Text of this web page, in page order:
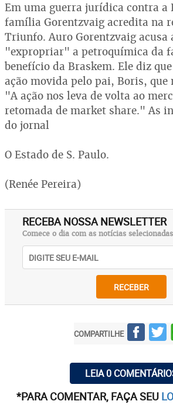
Em uma guerra jurídica contra a
família Gorentzvaig acredita na
Triunfo. Auro Gorentzvaig acusa
"expropriar" a petroquímica da
benefício da Braskem. Ele diz
ação movida pelo pai, Boris, que
"A ação nos leva de volta ao
retomada de market share." As
do jornal
O Estado de S. Paulo.
(Renée Pereira)
RECEBA NOSSA NEWSLETTER
Comece o dia com as notícias
RECEBER
COMPARTILHE
LEIA 0
*PARA COMENTAR, FAÇA SEU